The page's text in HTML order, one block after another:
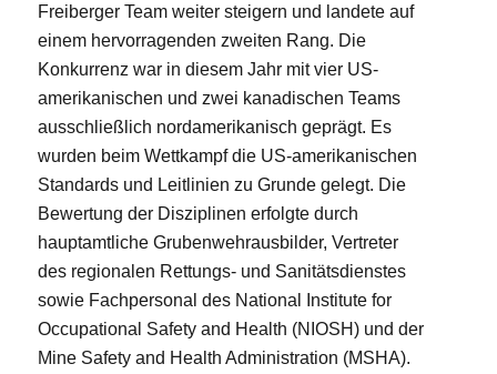
Freiberger Team weiter steigern und landete auf
einem hervorragenden zweiten Rang. Die
Konkurrenz war in diesem Jahr mit vier US-
amerikanischen und zwei kanadischen Teams
ausschließlich nordamerikanisch geprägt. Es
wurden beim Wettkampf die US-amerikanischen
Standards und Leitlinien zu Grunde gelegt. Die
Bewertung der Disziplinen erfolgte durch
hauptamtliche Grubenwehrausbilder, Vertreter
des regionalen Rettungs- und Sanitätsdienstes
sowie Fachpersonal des National Institute for
Occupational Safety and Health (NIOSH) und der
Mine Safety and Health Administration (MSHA).